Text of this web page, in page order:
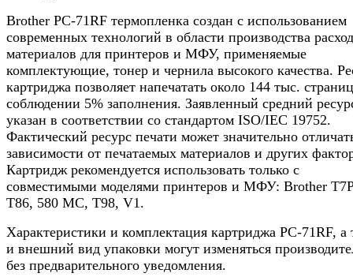
Brother PC-71RF термопленка создан с использованием
современных технологий в области производства
материалов для принтеров и МФУ, применяемые
комплектующие, тонер и чернила высокого качества.
картриджа позволяет напечатать около 144 тыс.
соблюдении 5% заполнения. Заявленный средний
указан в соответствии со стандартом ISO/IEC 19752.
Фактический ресурс печати может значительно
зависимости от печатаемых материалов и других
Картридж рекомендуется использовать только с
совместимыми моделями принтеров и МФУ: Brother
T86, 580 MC, T98, V1.
Характеристики и комплектация картриджа PC-71RF, а
и внешний вид упаковки могут изменяться
без предварительного уведомления.